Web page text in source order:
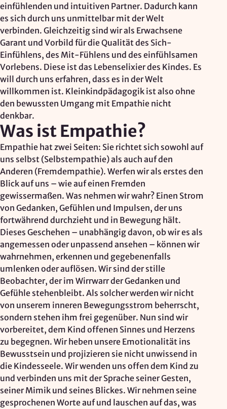
einfühlenden und intuitiven Partner. Dadurch kann
es sich durch uns unmittelbar mit der Welt
verbinden. Gleichzeitig sind wir als Erwachsene
Garant und Vorbild für die Qualität des Sich-
Einfühlens, des Mit-Fühlens und des einfühlsamen
Vorlebens. Diese ist das Lebenselixier des Kindes. Es
will durch uns erfahren, dass es in der Welt
willkommen ist. Kleinkindpädagogik ist also ohne
den bewussten Umgang mit Empathie nicht
denkbar.
Was ist Empathie?
Empathie hat zwei Seiten: Sie richtet sich sowohl auf
uns selbst (Selbstempathie) als auch auf den
Anderen (Fremdempathie). Werfen wir als erstes den
Blick auf uns – wie auf einen Fremden
gewissermaßen. Was nehmen wir wahr? Einen Strom
von Gedanken, Gefühlen und Impulsen, der uns
fortwährend durchzieht und in Bewegung hält.
Dieses Geschehen – unabhängig davon, ob wir es als
angemessen oder unpassend ansehen – können wir
wahrnehmen, erkennen und gegebenenfalls
umlenken oder auflösen. Wir sind der stille
Beobachter, der im Wirrwarr der Gedanken und
Gefühle stehenbleibt. Als solcher werden wir nicht
von unserem inneren Bewegungsstrom beherrscht,
sondern stehen ihm frei gegenüber. Nun sind wir
vorbereitet, dem Kind offenen Sinnes und Herzens
zu begegnen. Wir heben unsere Emotionalität ins
Bewusstsein und projizieren sie nicht unwissend in
die Kindesseele. Wir wenden uns offen dem Kind zu
und verbinden uns mit der Sprache seiner Gesten,
seiner Mimik und seines Blickes. Wir nehmen seine
gesprochenen Worte auf und lauschen auf das, was
Hosting: DomainFactory GmbH, Deutschland
Rechtsgrundlage: Art. 6 Abs. 1 lit. f DSGVO
IP-Anonymisierung: aktiviert
Mailjet
Anbieter:
Mailjet GmbH
Anmeldung und Versand von Newslettern